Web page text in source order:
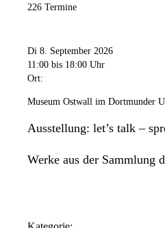
226 Termine
Di 8. September 2026
11:00 bis 18:00 Uhr
Ort:
Museum Ostwall im Dortmunder U
Ausstellung: let’s talk –
Werke aus der Sammlung